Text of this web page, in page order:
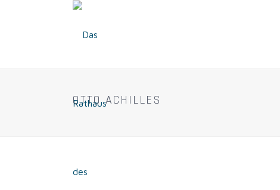
OTTO ACHILLES